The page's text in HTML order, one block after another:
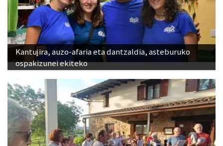
Kantujira, auzo-afaria eta dantzaldia, asteburuko
ospakizunei ekiteko